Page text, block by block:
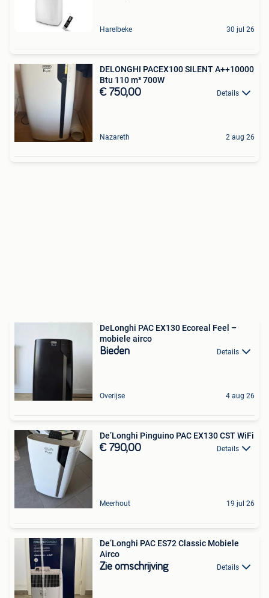
Harelbeke 30 jul 26
DELONGHI PACEX100 SILENT A++10000
Btu 110 m³ 700W
€ 750,00 Details
Nazareth 2 aug 26
DeLonghi PAC EX130 Ecoreal Feel –
mobiele airco
Bieden Details
Overijse 4 aug 26
De’Longhi Pinguino PAC EX130 CST WiFi
€ 790,00 Details
Meerhout 19 jul 26
De’Longhi PAC ES72 Classic Mobiele
Airco
Zie omschrijving Details